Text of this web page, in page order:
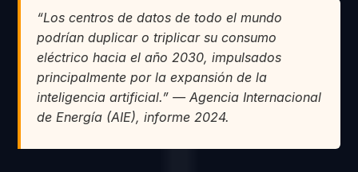
“Los centros de datos de todo el mundo
podrían duplicar o triplicar su consumo
eléctrico hacia el año 2030, impulsados
principalmente por la expansión de la
inteligencia artificial.” — Agencia Internacional
de Energía (AIE), informe 2024.